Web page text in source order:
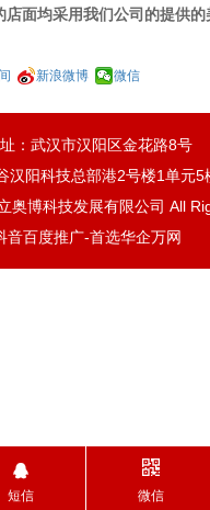
店面均采用我们公司的提供的
新浪微博 微信
：武汉市汉阳区金花路8号
汉阳科技总部港2号楼1单元5
奥博科技发展有限公司 All
音百度推广-首选华企万网
短信 微信